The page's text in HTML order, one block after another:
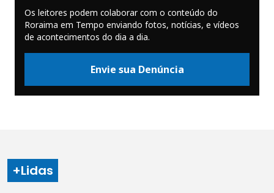
Os leitores podem colaborar com o conteúdo do
Roraima em Tempo enviando fotos, notícias, e vídeos
de acontecimentos do dia a dia.
Envie sua Denúncia
+Lidas